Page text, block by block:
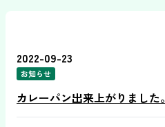
2022-09-23
お知らせ
カレーパン出来上がりました。